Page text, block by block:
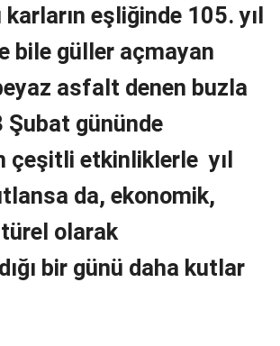
eşliğinde 105. yıl
bile güller açmayan
asfalt denen buzla
Şubat gününde
çeşitli etkinliklerle yıl
da, ekonomik,
olarak
bir günü daha kutlar